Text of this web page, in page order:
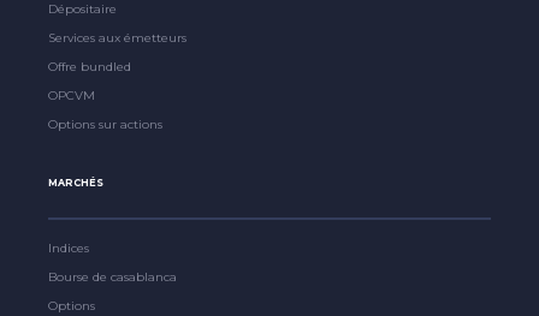
Dépositaire
Services aux émetteurs
Offre bundled
OPCVM
Options sur actions
MARCHÉS
Indices
Bourse de casablanca
Options